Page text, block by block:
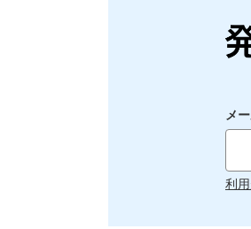
メ
利